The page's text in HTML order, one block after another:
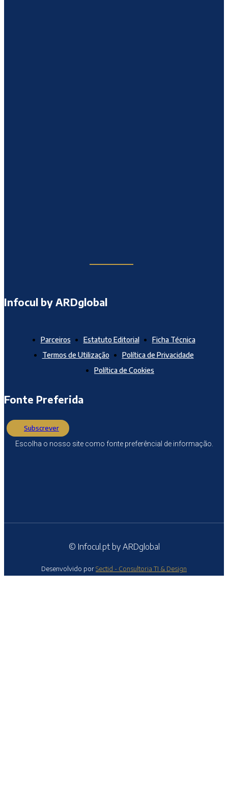
Infocul by ARDglobal
Parceiros Estatuto Editorial
Ficha Técnica
Termos de Utilização
Política de Privacidade
Política de Cookies
Fonte Preferida
Subscrever
Escolha o nosso site como fonte preferêncial de informação.
© Infocul.pt by ARDglobal
Desenvolvido porSectid - Consultoria TI & Design